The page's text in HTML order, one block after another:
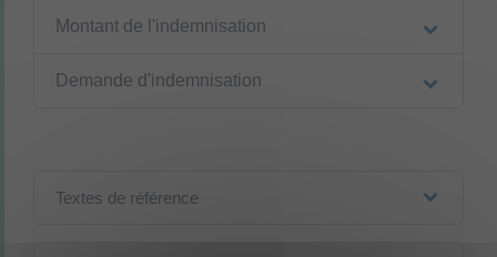
Montant de l'indemnisation
Demande d'indemnisation
Textes de référence